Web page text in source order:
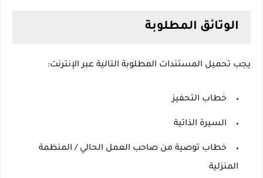
الوتائق المطلوبة
يجب تحميل المستندات المطلوبة التالية عبر الإنترنت:
خطاب التحفيز
السيرة الذاتية
خطاب توصية من صاحب العمل الحالي / المنظمة
المنزلية